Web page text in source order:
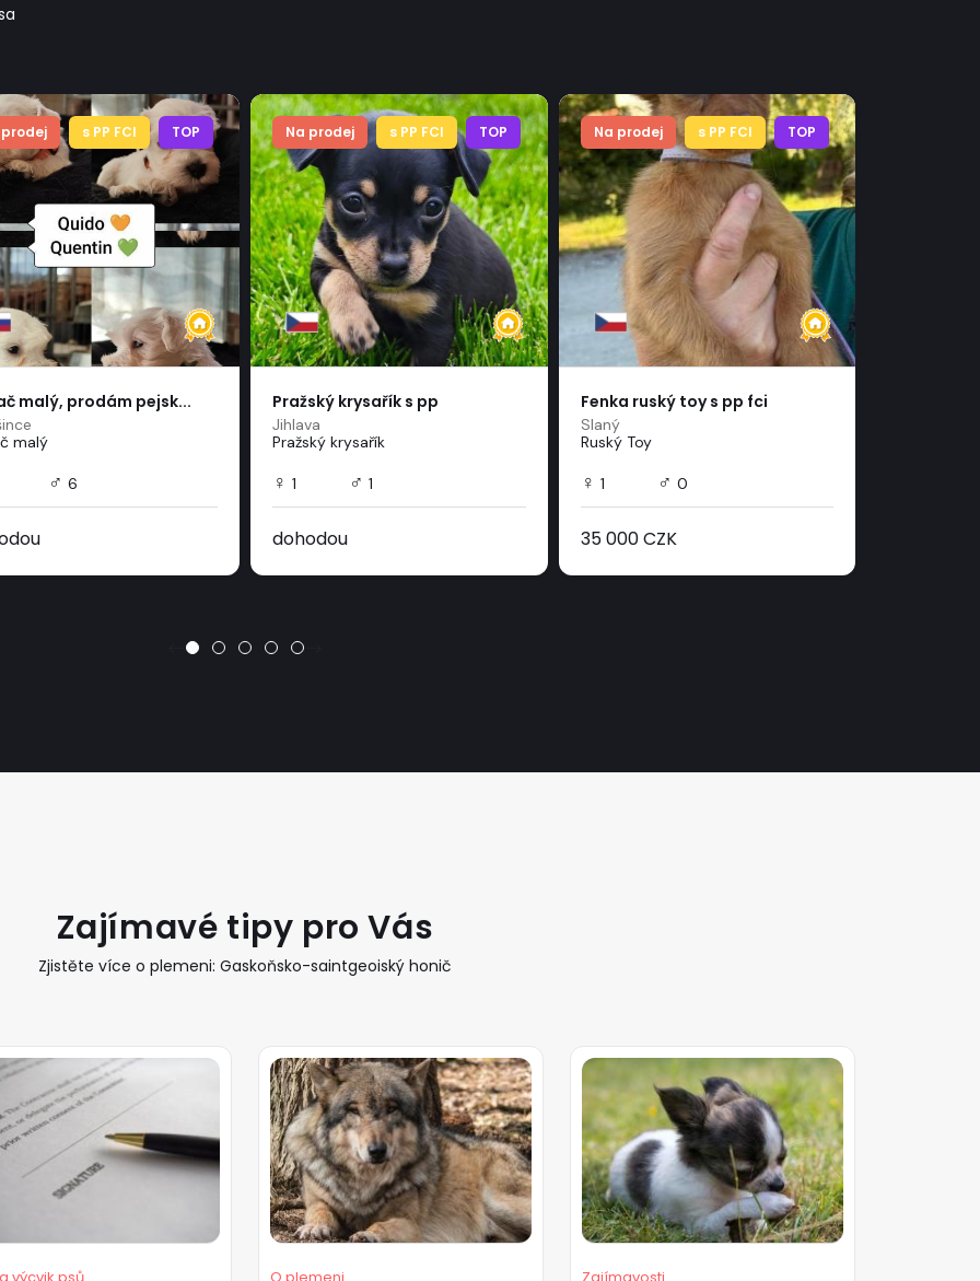
prodej s PP FCI TOP
malý, prodám pejsk...
malý
♂ 6
Na prodej s PP FCI TOP
Pražský krysařík s pp
Jihlava
Pražský krysařík
♀ 1 ♂ 1
dohodou
Na prodej s PP FCI TOP
Fenka ruský toy s pp fci
Slaný
Ruský Toy
♀ 1 ♂ 0
35 000 CZK
Zajímavé tipy pro Vás
Zjistěte více o plemeni: Gaskoňsko-saintgeoiský honič